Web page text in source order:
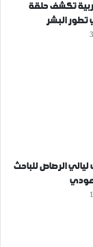
تكشف حلقة
البشر
الرصاص للباحث